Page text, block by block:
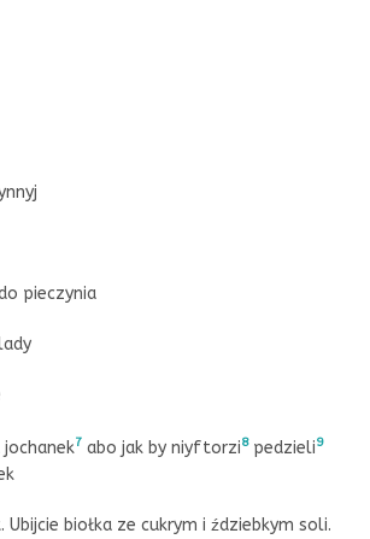
pieczynia
7 abo jak by niyftorzi8pedzieli9
biołka ze cukrym i ździebkym soli.